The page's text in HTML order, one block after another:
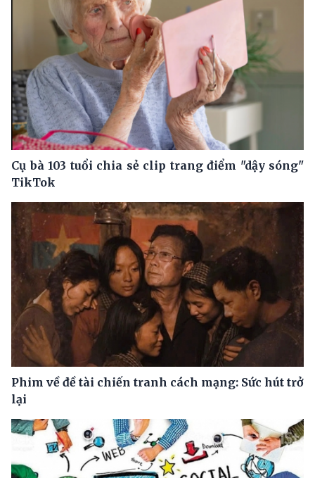
Cụ bà 103 tuổi chia sẻ clip trang điểm "dậy sóng"
TikTok
Phim về đề tài chiến tranh cách mạng: Sức hút trở
lại